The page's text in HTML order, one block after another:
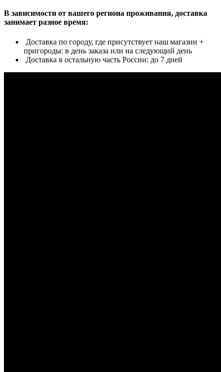
В зависимости от вашего региона проживания, доставка
занимает разное время:
Доставка по городу, где присутствует наш магазин +
пригороды: в день заказа или на следующий день
Доставка в остальную часть России: до 7 дней